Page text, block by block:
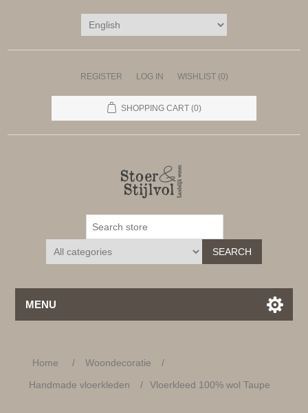
REGISTER LOG IN WISHLIST (0)
SHOPPING CART (0)
SEARCH
MENU
Home / Woondecoratie
/
Handmade vloerkleden
/ Vloerkleed 100% wol Taupe